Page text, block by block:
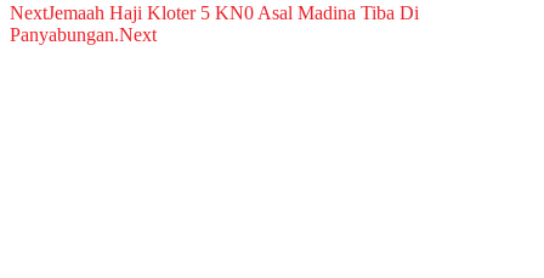
NextJemaah Haji Kloter 5 KN0 Asal Madina Tiba Di
Panyabungan.Next